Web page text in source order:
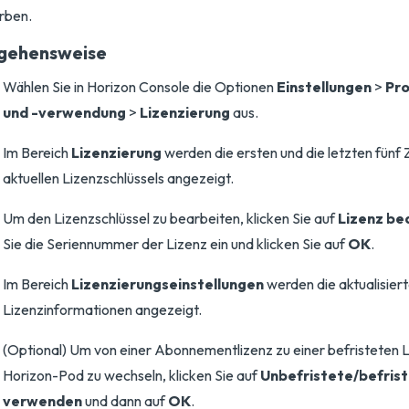
Wählen Sie in Horizon Console die Optionen Einstellungen >
und -verwendung > Lizenzierung aus.
Im Bereich Lizenzierung werden die ersten und die letzten fünf
aktuellen Lizenzschlüssels angezeigt.
Um den Lizenzschlüssel zu bearbeiten, klicken Sie aufLizenz
Sie die Seriennummer der Lizenz ein und klicken Sie aufOK.
Im Bereich Lizenzierungseinstellungenwerden die
Lizenzinformationen angezeigt.
(Optional) Um von einer Abonnementlizenz zu einer befristeten
Horizon-Pod zu wechseln, klicken Sie aufUnbefristete/
verwendenund dann aufOK.